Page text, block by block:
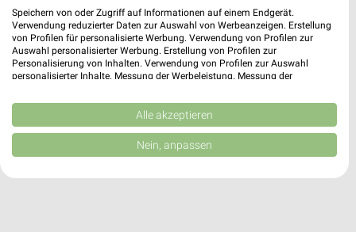
Speichern von oder Zugriff auf Informationen auf einem Endgerät.
Verwendung reduzierter Daten zur Auswahl von Werbeanzeigen. Erstellung
von Profilen für personalisierte Werbung. Verwendung von Profilen zur
Auswahl personalisierter Werbung. Erstellung von Profilen zur
Personalisierung von Inhalten. Verwendung von Profilen zur Auswahl
personalisierter Inhalte. Messung der Werbeleistung. Messung der
Kombinationen von Daten aus verschiedenen Quellen. Entwicklung und
Verbesserung der Angebote. Verwendung reduzierter Daten zur Auswahl
von Inhalten.
Daten können außerhalb der Europäischen Union weitergegeben und in die
Website/App.
Alle akzeptieren
Nein, anpassen